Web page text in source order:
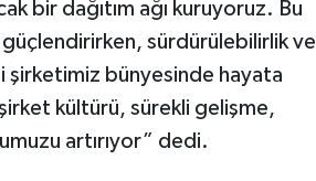
bir dağıtım ağı kuruyoruz. Bu
sürdürülebilirlik ve
şirketimiz bünyesinde hayata
kültürü, sürekli gelişme,
artırıyor” dedi.